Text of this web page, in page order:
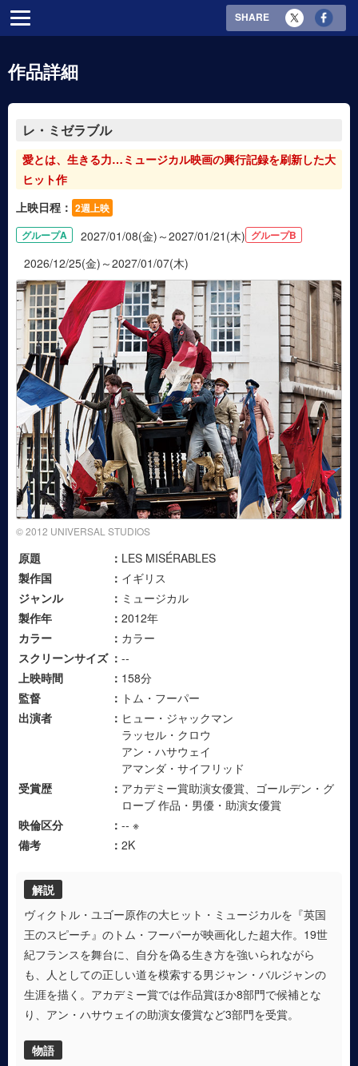
SHARE
作品詳細
レ・ミゼラブル
愛とは、生きる力…ミュージカル映画の興行記録を刷新した大
ヒット作
上映日程： 2週上映
グループA
2027/01/08(金)～2027/01/21(木) グループB
2026/12/25(金)～2027/01/07(木)
© 2012 UNIVERSAL STUDIOS
原題
LES MISÉRABLES
製作国
イギリス
ジャンル
ミュージカル
製作年
2012年
カラー
カラー
スクリーンサイズ
--
上映時間
158分
監督
トム・フーパー
出演者
ヒュー・ジャックマン
ラッセル・クロウ
アン・ハサウェイ
アマンダ・サイフリッド
受賞歴
アカデミー賞助演女優賞、ゴールデン・グ
ローブ 作品・男優・助演女優賞
映倫区分
-- ※
備考
2K
解説
ヴィクトル・ユゴー原作の大ヒット・ミュージカルを『英国
王のスピーチ』のトム・フーパーが映画化した超大作。19世
紀フランスを舞台に、自分を偽る生き方を強いられながら
も、人としての正しい道を模索する男ジャン・バルジャンの
生涯を描く。アカデミー賞では作品賞ほか8部門で候補とな
り、アン・ハサウェイの助演女優賞など3部門を受賞。
物語